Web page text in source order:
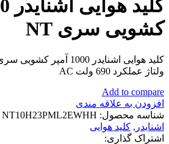
کشویی سری NT
ولتاژ عملکرد 690 ولت AC
Add to compare
افزودن به علاقه مندی
شناسه محصول: NT10H23PML2EWHH
اشنایدر , کلید هوایی
اشتراک گذاری: